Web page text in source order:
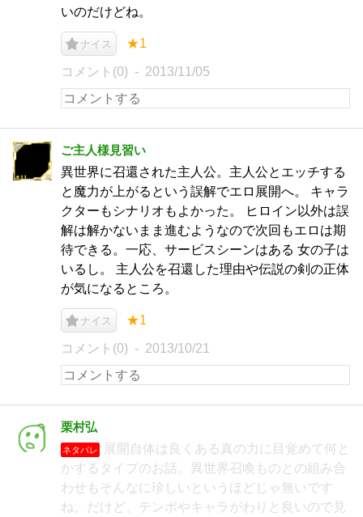
いのだけどね。
ナイス ★1
コメント(0) 2013/11/05
ご主人様見習い
異世界に召還された主人公。主人公とエッチする
と魔力が上がるという誤解でエロ展開へ。 キャラ
クターもシナリオもよかった。 ヒロイン以外は誤
解は解かないまま進むようなので次回もエロは期
待できる。一応、サービスシーンはある 女の子は
いるし。 主人公を召還した理由や伝説の剣の正体
が気になるところ。
ナイス ★1
コメント(0) 2013/10/21
栗村弘
ネタバレ
展開自体は良くある真の力に目覚めて何と
かするタイプのお話。異世界召喚ものとの組み合
わせもそんなに珍しいというほどじゃ無いです
ね。だけど、テンポやキャラがわりと良いので見